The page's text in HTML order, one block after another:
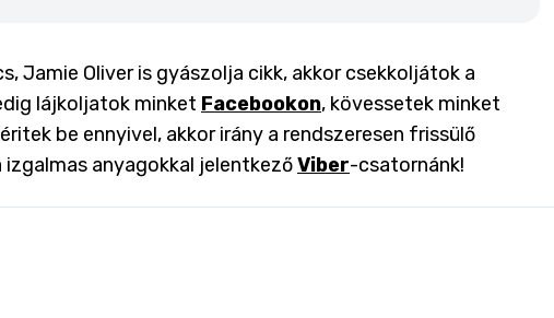
Jamie Oliver is gyászolja cikk, akkor csekkoljátok a
lájkoljatok minket Facebookon, kövessetek minket
be ennyivel, akkor irány a rendszeresen frissülő
anyagokkal jelentkezőViber-csatornánk!